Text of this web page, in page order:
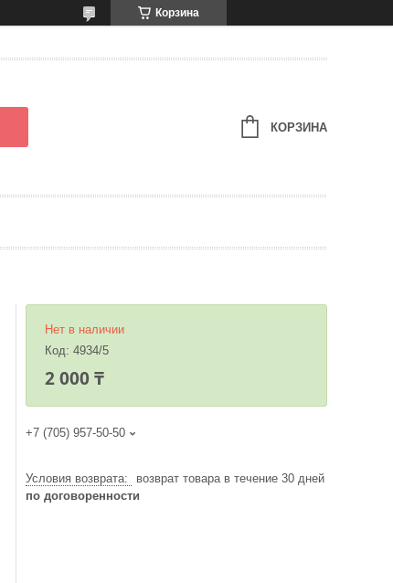
Корзина
КОРЗИНА
Нет в наличии
Код: 4934/5
2 000 ₸
+7 (705) 957-50-50
возврат товара в течение 30 дней
по договоренности